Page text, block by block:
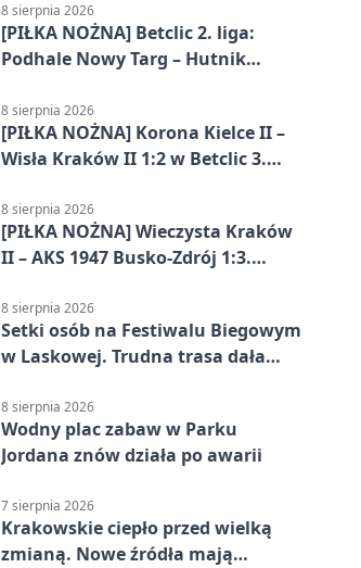
8 sierpnia 2026
[PIŁKA NOŻNA] Betclic 2. liga:
Podhale Nowy Targ – Hutnik
efektownym zwycięstwem
8 sierpnia 2026
[PIŁKA NOŻNA] Korona Kielce II –
Wisła Kraków II 1:2 w Betclic 3.
odwróciła losy meczu
8 sierpnia 2026
[PIŁKA NOŻNA] Wieczysta Kraków
II – AKS 1947 Busko-Zdrój 1:3.
Liga Grupa 4 (Grupa IV)
8 sierpnia 2026
Setki osób na Festiwalu Biegowym
w Laskowej. Trudna trasa dała
8 sierpnia 2026
Wodny plac zabaw w Parku
Jordana znów działa po awarii
7 sierpnia 2026
Krakowskie ciepło przed wielką
zmianą. Nowe źródła mają